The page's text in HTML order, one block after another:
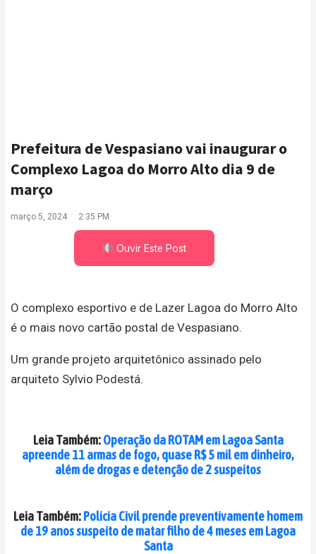
Prefeitura de Vespasiano vai inaugurar o
Complexo Lagoa do Morro Alto dia 9 de
março
março 5, 2024 2:35 PM
Ouvir Este Post
O complexo esportivo e de Lazer Lagoa do Morro Alto
é o mais novo cartão postal de Vespasiano.
Um grande projeto arquitetônico assinado pelo
arquiteto Sylvio Podestá.
Leia Também:Operação da ROTAM em Lagoa Santa
apreende 11 armas de fogo, quase R$ 5 mil em dinheiro,
além de drogas e detenção de 2 suspeitos
Leia Também:Policia Civil prende preventivamente homem
de 19 anos suspeito de matar filho de 4 meses em Lagoa
Santa